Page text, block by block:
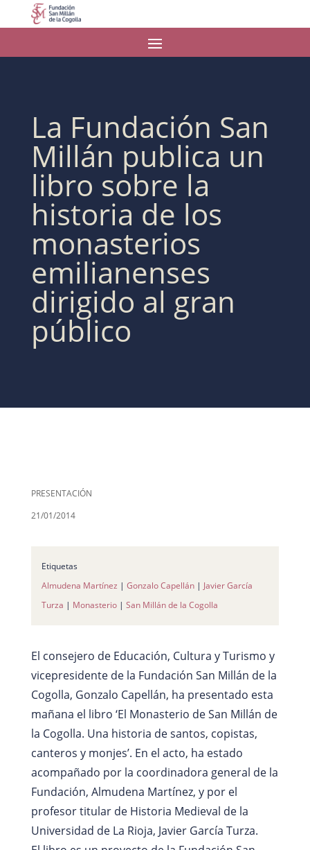
La Fundación San
Millán publica un
libro sobre la
historia de los
monasterios
emilianenses
dirigido al gran
público
PRESENTACIÓN
21/01/2014
Etiquetas
Almudena Martínez | Gonzalo Capellán| Javier García
Turza | Monasterio| San Millán de la Cogolla
El consejero de Educación, Cultura y Turismo y
vicepresidente de la Fundación San Millán de la
Cogolla, Gonzalo Capellán, ha presentado esta
mañana el libro ‘El Monasterio de San Millán de
la Cogolla. Una historia de santos, copistas,
canteros y monjes’. En el acto, ha estado
acompañado por la coordinadora general de la
Fundación, Almudena Martínez, y por el
profesor titular de Historia Medieval de la
Universidad de La Rioja, Javier García Turza.